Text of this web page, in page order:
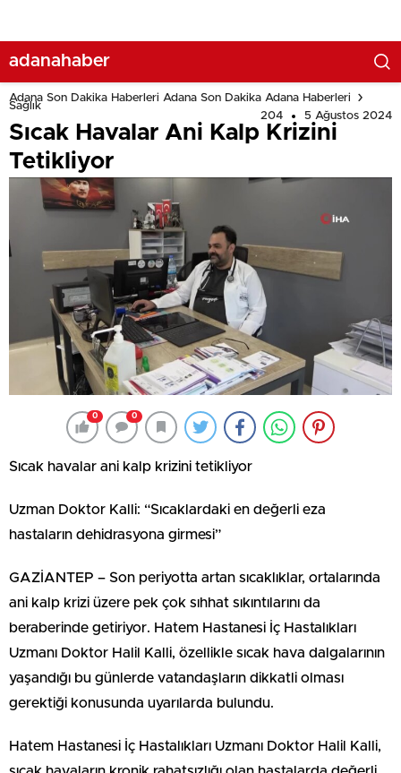
adanahaber
Adana Son Dakika Haberleri Adana Son Dakika Adana Haberleri
Sağlık
204
5 Ağustos 2024
Sıcak Havalar Ani Kalp Krizini
Tetikliyor
0 0
Sıcak havalar ani kalp krizini tetikliyor
Uzman Doktor Kalli: “Sıcaklardaki en değerli eza
hastaların dehidrasyona girmesi”
GAZİANTEP – Son periyotta artan sıcaklıklar, ortalarında
ani kalp krizi üzere pek çok sıhhat sıkıntılarını da
beraberinde getiriyor. Hatem Hastanesi İç Hastalıkları
Uzmanı Doktor Halil Kalli, özellikle sıcak hava dalgalarının
yaşandığı bu günlerde vatandaşların dikkatli olması
gerektiği konusunda uyarılarda bulundu.
Hatem Hastanesi İç Hastalıkları Uzmanı Doktor Halil Kalli,